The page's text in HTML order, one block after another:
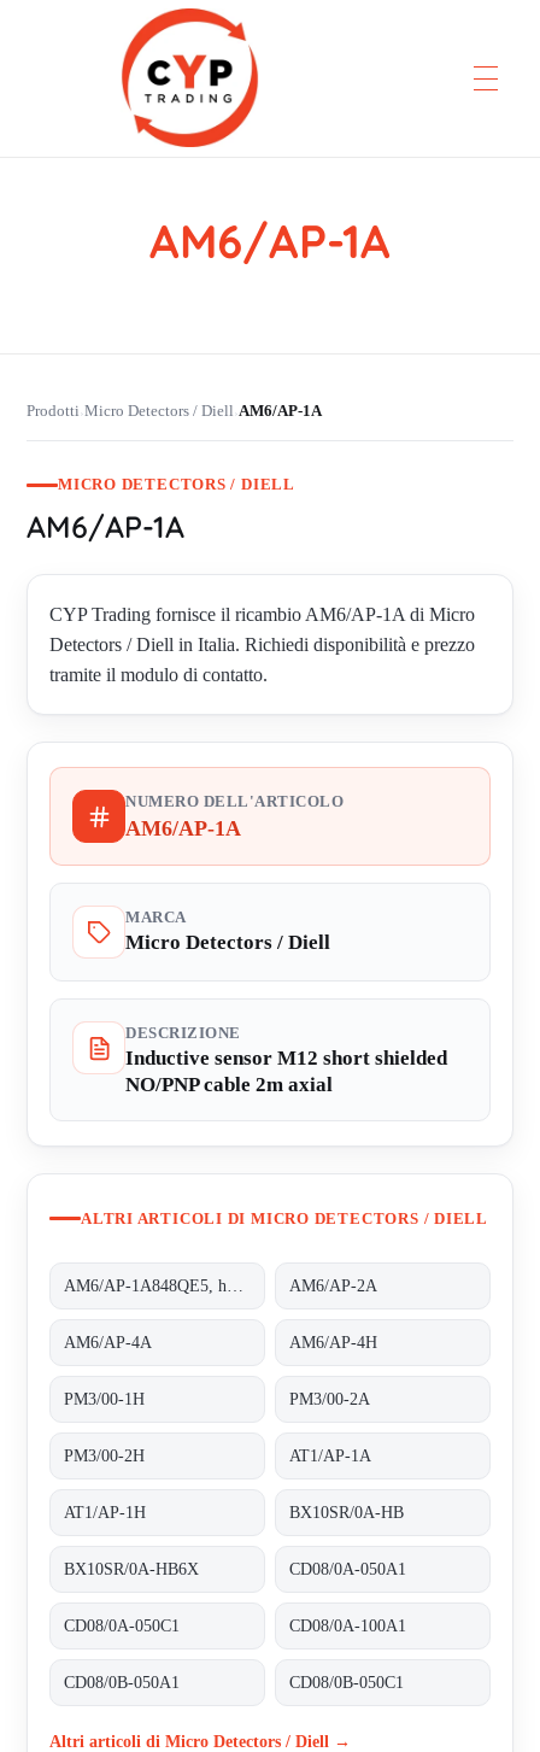
CYP Trading
AM6/AP-1A
Prodotti›Micro Detectors / Diell›AM6/AP-1A
MICRO DETECTORS / DIELL
AM6/AP-1A
CYP Trading fornisce il ricambio AM6/AP-1A di Micro
Detectors / Diell in Italia. Richiedi disponibilità e prezzo
tramite il modulo di contatto.
NUMERO DELL'ARTICOLO
AM6/AP-1A
MARCA
Micro Detectors / Diell
DESCRIZIONE
Inductive sensor M12 short shielded
NO/PNP cable 2m axial
ALTRI ARTICOLI DI MICRO DETECTORS / DIELL
AM6/AP-2A
AM6/AP-4A AM6/AP-4H
PM3/00-1H PM3/00-2A
PM3/00-2H AT1/AP-1A
AT1/AP-1H BX10SR/0A-HB
BX10SR/0A-HB6X CD08/0A-050A1
CD08/0A-050C1 CD08/0A-100A1
CD08/0B-050A1 CD08/0B-050C1
Altri articoli di Micro Detectors / Diell →